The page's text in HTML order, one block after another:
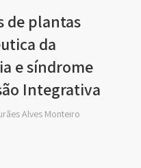
de plantas
da
e síndrome
Integrativa
Alves Monteiro